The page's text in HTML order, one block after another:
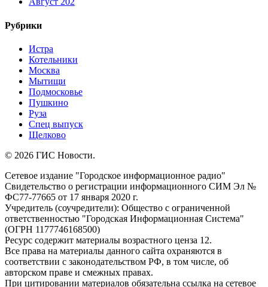
Рубрики
Истра
Котельники
Москва
Мытищи
Подмосковье
Пушкино
Руза
Спец выпуск
Щелково
© 2026 ГИС Новости.
Сетевое издание "Городское информационное радио"
Свидетельство о регистрации информационного СИМ Эл №
ФС77-77665 от 17 января 2020 г.
Учредитель (соучредители): Общество с ограниченной
ответственностью "Городская Информационная Система"
(ОГРН 1177746168500)
Ресурс содержит материалы возрастного ценза 12.
Все права на материалы данного сайта охраняются в
соответствии с законодательством РФ, в том числе, об
авторском праве и смежных правах.
При цитировании материалов обязательна ссылка на сетевое